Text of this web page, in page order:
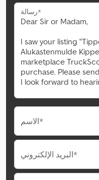
رسالة*
الاسم*
البريد الإلكتروني*